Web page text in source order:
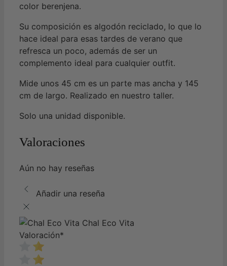
color berenjena.
Su composición es algodón reciclado, lo que lo
hace ideal para esas tardes de verano que
refresca un poco, además de ser un
complemento ideal para cualquier outfit.
Mide unos 45 cm es un parte mas ancha y 145
cm de largo. Realizado en nuestro taller.
Solo una unidad disponible.
Valoraciones
Aún no hay reseñas
Añadir una reseña
Chal Eco Vita
Valoración*